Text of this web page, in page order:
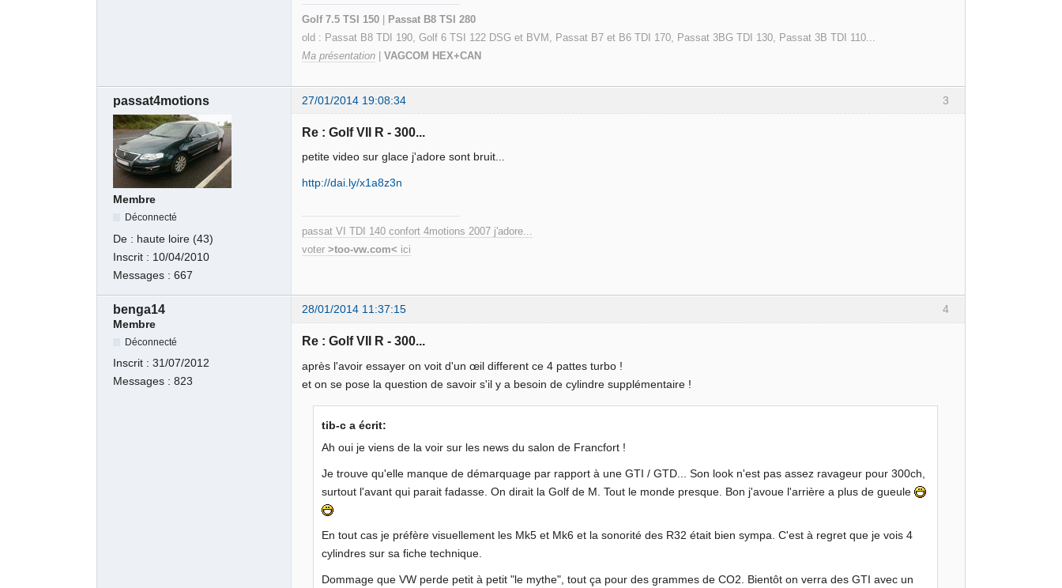
Golf 7.5 TSI 150 | Passat B8 TSI 280
old : Passat B8 TDI 190, Golf 6 TSI 122 DSG et BVM, Passat B7 et B6 TDI 170, Passat 3BG TDI 130, Passat 3B TDI 110...
Ma présentation |VAGCOM HEX+CAN
3
passat4motions 27/01/2014 19:08:34
Membre
Déconnecté
De : haute loire (43)
Inscrit : 10/04/2010
Messages :667
Re : Golf VII R - 300...
petite video sur glace j'adore sont bruit...
http://dai.ly/x1a8z3n
passat VI TDI 140 confort 4motions 2007 j'adore...
voter>too-vw.com< ici
4
benga14
28/01/2014 11:37:15
Membre
Déconnecté
Inscrit :31/07/2012
Messages :823
Re : Golf VII R - 300...
après l'avoir essayer on voit d'un œil different ce 4 pattes turbo !
et on se pose la question de savoir s'il y a besoin de cylindre supplémentaire !
tib-c a écrit:
Ah oui je viens de la voir sur les news du salon de Francfort !
Je trouve qu'elle manque de démarquage par rapport à une GTI / GTD... Son look n'est pas assez ravageur pour 300ch,
surtout l'avant qui parait fadasse. On dirait la Golf de M. Tout le monde presque. Bon j'avoue l'arrière a plus de gueule
En tout cas je préfère visuellement les Mk5 et Mk6 et la sonorité des R32 était bien sympa. C'est à regret que je vois 4
cylindres sur sa fiche technique.
Dommage que VW perde petit à petit "le mythe", tout ça pour des grammes de CO2. Bientôt on verra des GTI avec un